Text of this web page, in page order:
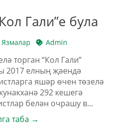
Гали”е була
Язмалар Admin
торган “Кол Гали”
2017 елның җәендә
яшәр өчен төзелә
292 кешегә
белән очрашу в...
таба →